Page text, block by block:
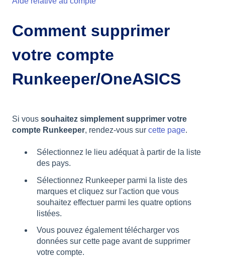
Comment supprimer
votre compte
Runkeeper/OneASICS
Si vous souhaitez simplement supprimer votre
compte Runkeeper, rendez-vous sur cette page.
Sélectionnez le lieu adéquat à partir de la liste
des pays.
Sélectionnez Runkeeper parmi la liste des
marques et cliquez sur l'action que vous
souhaitez effectuer parmi les quatre options
listées.
Vous pouvez également télécharger vos
données sur cette page avant de supprimer
votre compte.